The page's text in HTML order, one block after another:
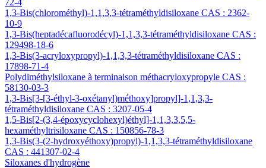
72-4
1,3-Bis(chlorométhyl)-1,1,3,3-tétraméthyldisiloxane CAS : 2362-
10-9
1,3-Bis(heptadécafluorodécyl)-1,1,3,3-tétraméthyldisiloxane CAS :
129498-18-6
1,3-Bis(3-acryloxypropyl)-1,1,3,3-tétraméthyldisiloxane CAS :
17898-71-4
Polydiméthylsiloxane à terminaison méthacryloxypropyle CAS :
58130-03-3
1,3-Bis[3-[3-éthyl-3-oxétanyl)méthoxy]propyl]-1,1,3,3-
tétraméthyldisiloxane CAS : 3207-05-4
1,5-Bis[2-(3,4-époxycyclohexyl)éthyl]-1,1,3,3,5,5-
hexaméthyltrisiloxane CAS : 150856-78-3
1,3-Bis(3-(2-hydroxyéthoxy)propyl)-1,1,3,3-tétraméthyldisiloxane
CAS : 441307-02-4
Siloxanes d'hydrogène